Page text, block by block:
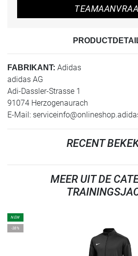
FABRIKANT: Adidas
adidas AG
Adi-Dassler-Strasse 1
91074 Herzogenaurach
E-Mail:
RECENT
MEER UIT DE
NEW
-38%